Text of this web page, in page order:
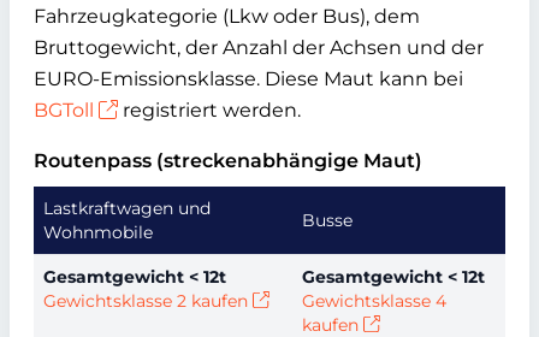
Fahrzeugkategorie (Lkw oder Bus), dem
Bruttogewicht, der Anzahl der Achsen und der
EURO-Emissionsklasse. Diese Maut kann bei
BGToll
registriert werden.
Routenpass (streckenabhängige Maut)
Lastkraftwagen und
Wohnmobile
Busse
Gesamtgewicht < 12t
Gewichtsklasse 2 kaufen
Gesamtgewicht < 12t
Gewichtsklasse 4
kaufen